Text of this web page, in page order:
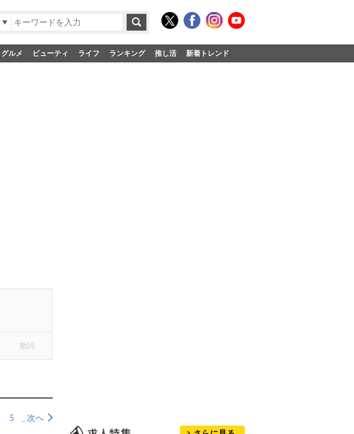
グルメ ビューティ ライフ ランキング 推し活 新着トレンド
歌詞
5 次へ